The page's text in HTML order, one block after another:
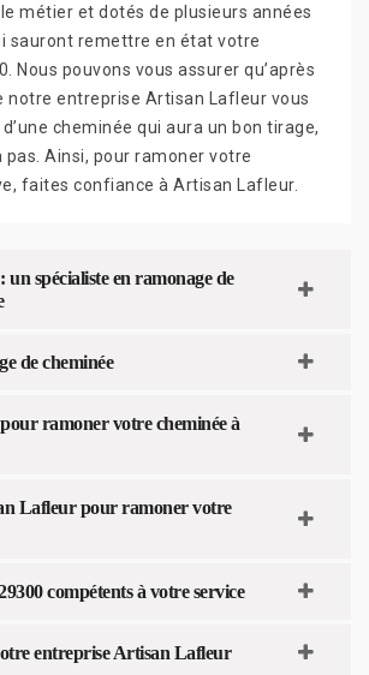
métier et dotés de plusieurs années
sauront remettre en état votre
Nous pouvons vous assurer qu’après
notre entreprise Artisan Lafleur vous
cheminée qui aura un bon tirage,
Ainsi, pour ramoner votre
faites confiance à Artisan Lafleur.
spécialiste en ramonage de
de cheminée
ramoner votre cheminée à
Lafleur pour ramoner votre
compétents à votre service
entreprise Artisan Lafleur